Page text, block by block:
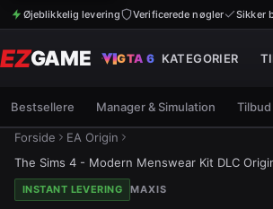
Øjeblikkelig levering Verificerede nøgler Sikker
EZGAME GTA 6 KATEGORIER
Bestsellere Manager & Simulation Tilbud
Forside
EA Origin
The Sims 4 - Modern Menswear Kit DLC
INSTANT LEVERING MAXIS